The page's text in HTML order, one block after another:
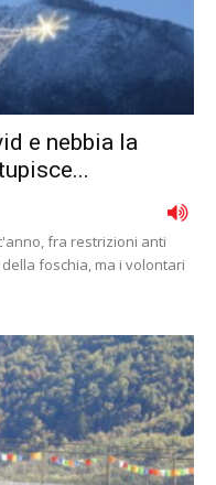
e nebbia la
fra restrizioni anti
foschia, ma i volontari